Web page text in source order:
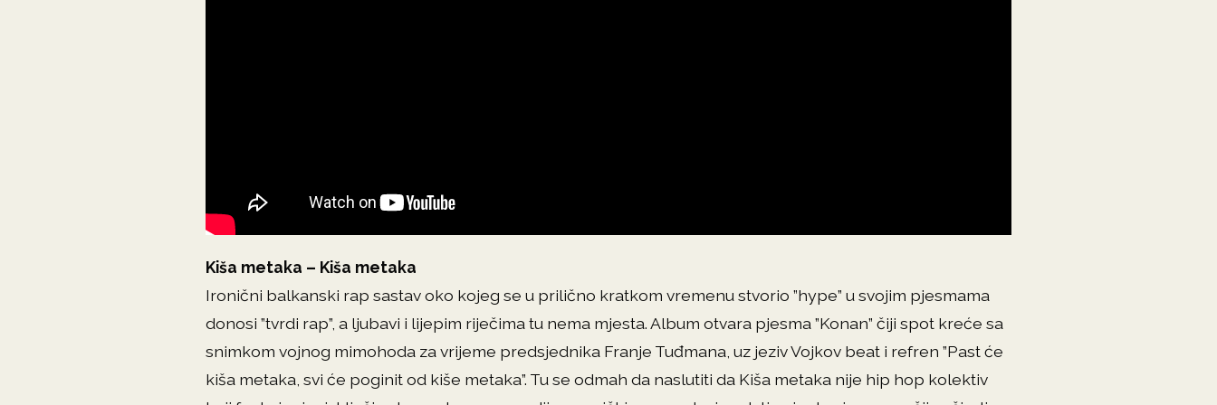
Kiša metaka – Kiša metaka
Ironični balkanski rap sastav oko kojeg se u prilično kratkom vremenu stvorio ”hype” u svojim pjesmama
donosi ”tvrdi rap”, a ljubavi i lijepim riječima tu nema mjesta. Album otvara pjesma ”Konan” čiji spot kreće sa
snimkom vojnog mimohoda za vrijeme predsjednika Franje Tuđmana, uz jeziv Vojkov beat i refren ”Past će
kiša metaka, svi će poginit od kiše metaka”. Tu se odmah da naslutiti da Kiša metaka nije hip hop kolektiv